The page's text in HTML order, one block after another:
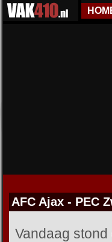
AFC Ajax - PEC
Vandaag